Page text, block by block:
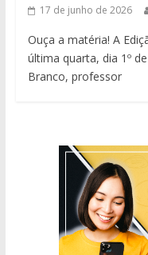
17 de junho de 2026
Ouça a matéria! A
última quarta, dia 1º
Branco, professor